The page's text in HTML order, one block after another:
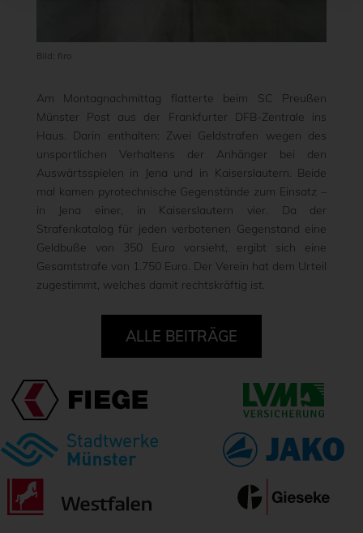
Bild: firo
Am Montagnachmittag flatterte beim SC Preußen
Münster Post aus der Frankfurter DFB-Zentrale ins
Haus. Darin enthalten: Zwei Geldstrafen wegen des
unsportlichen Verhaltens der Anhänger bei den
Auswärtsspielen in Jena und in Kaiserslautern. Beide
mal kamen pyrotechnische Gegenstände zum Einsatz –
in Jena einer, in Kaiserslautern vier. Da der
Strafenkatalog für jeden verbotenen Gegenstand eine
Geldbuße von 350 Euro vorsieht, ergibt sich eine
Gesamtstrafe von 1.750 Euro. Der Verein hat dem Urteil
zugestimmt, welches damit rechtskräftig ist.
ALLE BEITRÄGE